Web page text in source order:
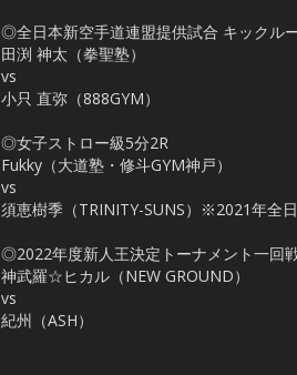
◎全日本新空手道連盟提供試合 キックル
田渕 神太（拳聖塾）
vs
小只 直弥（888GYM）
◎女子ストロー級5分2R
Fukky（大道塾・修斗GYM神戸）
vs
須恵樹季（TRINITY-SUNS）※2021年全
◎2022年度新人王決定トーナメント一回
神武羅☆ヒカル（NEW GROUND）
vs
紀州（ASH）